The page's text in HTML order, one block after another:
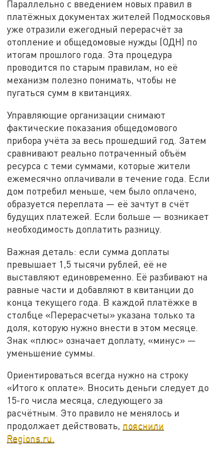
Параллельно с введением новых правил в
платёжных документах жителей Подмосковья
уже отразили ежегодный перерасчёт за
отопление и общедомовые нужды (ОДН) по
итогам прошлого года. Эта процедура
проводится по старым правилам, но её
механизм полезно понимать, чтобы не
пугаться сумм в квитанциях.
Управляющие организации снимают
фактические показания общедомового
прибора учёта за весь прошедший год. Затем
сравнивают реально потраченный объём
ресурса с теми суммами, которые жители
ежемесячно оплачивали в течение года. Если
дом потребил меньше, чем было оплачено,
образуется переплата — её зачтут в счёт
будущих платежей. Если больше — возникает
необходимость доплатить разницу.
Важная деталь: если сумма доплаты
превышает 1,5 тысячи рублей, её не
выставляют единовременно. Её разбивают на
равные части и добавляют в квитанции до
конца текущего года. В каждой платёжке в
столбце «Перерасчеты» указана только та
доля, которую нужно внести в этом месяце.
Знак «плюс» означает доплату, «минус» —
уменьшение суммы.
Ориентироваться всегда нужно на строку
«Итого к оплате». Вносить деньги следует до
15-го числа месяца, следующего за
расчётным. Это правило не менялось и
продолжает действовать, пояснили
Regions.ru.